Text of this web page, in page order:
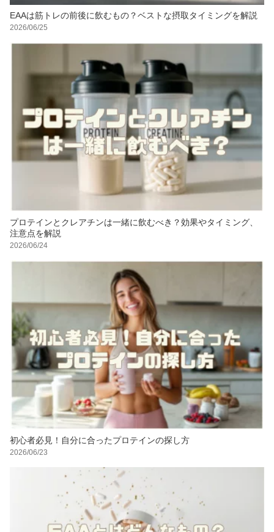
EAAは筋トレの前後に飲むもの？ベストな摂取タイミングを解説
2026/06/25
プロテインとクレアチンは一緒に飲むべき？効果やタイミング、
注意点を解説
2026/06/24
初心者必見！自分に合ったプロテインの探し方
2026/06/23